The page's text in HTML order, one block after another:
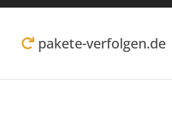
Zum
Inhalt pakete-verfolgen.de